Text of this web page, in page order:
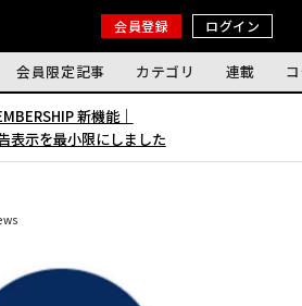
会員登録 ログイン
会員限定記事 カテゴリ 連載
新機能｜
表示を最小限にしました